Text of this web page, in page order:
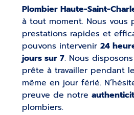
Plombier Haute-Saint-
à tout moment. Nous vous
prestations rapides et
pouvons intervenir24
jours sur 7. Nous
prête à travailler pendant
même en jour férié.
preuve de notre
plombiers.